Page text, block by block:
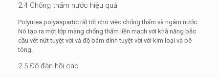
2.4 Chống thấm nước hiệu quả
Polyurea polyaspartic rất tốt cho việc chống thấm và ngâm nước.
Nó tạo ra một lớp màng chống thấm liền mạch với khả năng bắc
cầu vết nứt tuyệt vời và độ bám dính tuyệt vời với kim loại và bê
tông.
2.5 Độ đàn hồi cao